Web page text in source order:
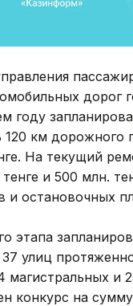
дорог
году
120 км дорожного
На текущий
и 500 млн.
и остановочных
этапа
улиц
магистральных и
конкурс на